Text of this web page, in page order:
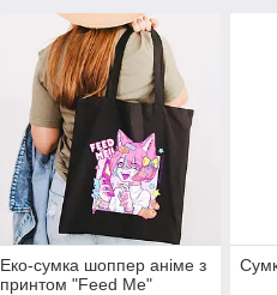
Еко-сумка шоппер аніме з
принтом "Feed Me"